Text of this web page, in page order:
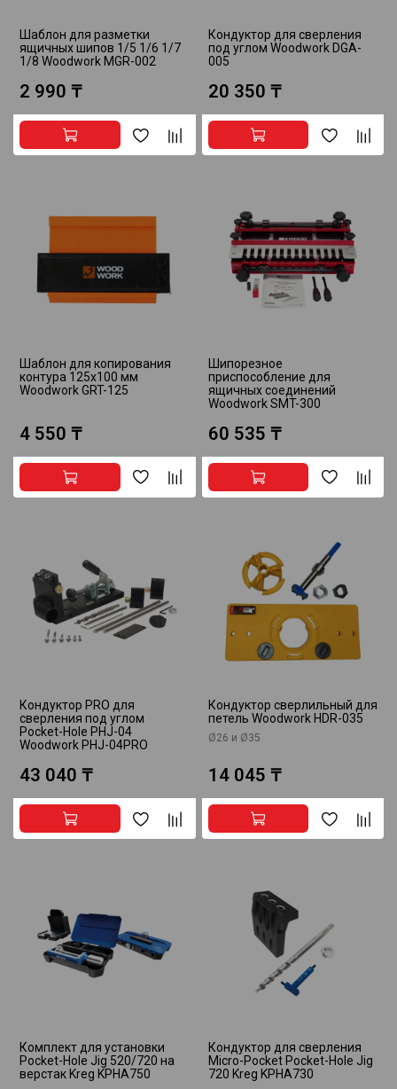
Шаблон для разметки
ящичных шипов 1/5 1/6 1/7
1/8 Woodwork MGR-002
2 990 ₸
Кондуктор для сверления
под углом Woodwork DGA-
005
20 350 ₸
Шаблон для копирования
контура 125х100 мм
Woodwork GRT-125
4 550 ₸
Шипорезное
приспособление для
ящичных соединений
Woodwork SMT-300
60 535 ₸
Кондуктор PRO для
сверления под углом
Pocket-Hole PHJ-04
Woodwork PHJ-04PRO
43 040 ₸
Кондуктор сверлильный для
петель Woodwork HDR-035
Ø26 и Ø35
14 045 ₸
Комплект для установки
Pocket-Hole Jig 520/720 на
верстак Kreg KPHA750
Кондуктор для сверления
Micro-Pocket Pocket-Hole Jig
720 Kreg KPHA730